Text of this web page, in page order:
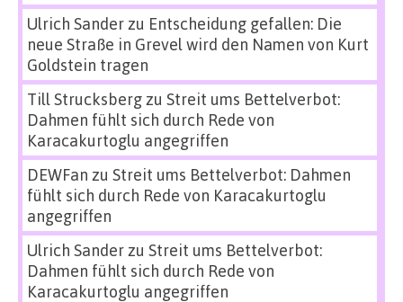
Ulrich Sanderzu Entscheidung gefallen: Die
neue Straße in Grevel wird den Namen von Kurt
Goldstein tragen
Till Strucksbergzu Streit ums Bettelverbot:
Dahmen fühlt sich durch Rede von
Karacakurtoglu angegriffen
DEWFan zu Streit ums Bettelverbot: Dahmen
fühlt sich durch Rede von Karacakurtoglu
angegriffen
Ulrich Sanderzu Streit ums Bettelverbot:
Dahmen fühlt sich durch Rede von
Karacakurtoglu angegriffen